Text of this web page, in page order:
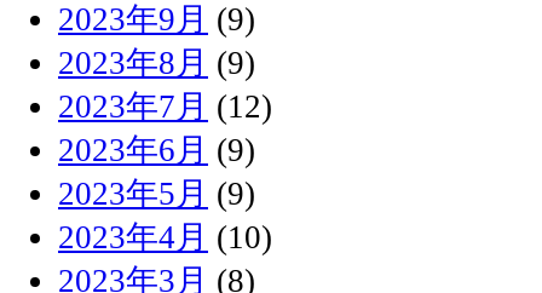
2023年9月 (9)
2023年8月 (9)
2023年7月 (12)
2023年6月 (9)
2023年5月 (9)
2023年4月 (10)
2023年3月 (8)